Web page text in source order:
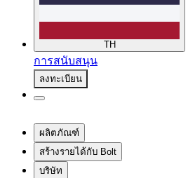
TH
การสนับสนุน
ลงทะเบียน
ผลิตภัณฑ์
สร้างรายได้กับ Bolt
บริษัท